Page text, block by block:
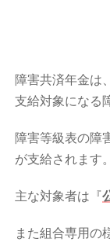
障害共済年金は
支給対象になる
障害等級表の障
が支給されます。
主な対象者は『
また組合専用の